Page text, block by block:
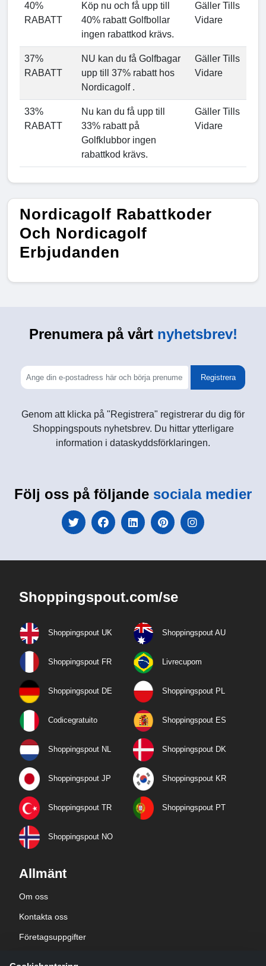
40%
RABATT
Köp nu och få upp till
40% rabatt Golfbollar
ingen rabattkod krävs.
Gäller Tills
Vidare
37%
RABATT
NU kan du få Golfbagar
upp till 37% rabatt hos
Nordicagolf .
Gäller Tills
Vidare
33%
RABATT
Nu kan du få upp till
33% rabatt på
Golfklubbor ingen
rabattkod krävs.
Gäller Tills
Vidare
Nordicagolf Rabattkoder
Och Nordicagolf
Erbjudanden
Prenumera på vårtnyhetsbrev!
Registrera
Genom att klicka på "Registrera" registrerar du dig för
Shoppingspouts nyhetsbrev. Du hittar ytterligare
information i dataskyddsförklaringen.
Följ oss på följande sociala medier
Shoppingspout.com/se
Shoppingspout UK Shoppingspout AU
Shoppingspout FR Livrecupom
Shoppingspout DE Shoppingspout PL
Codicegratuito Shoppingspout ES
Shoppingspout NL Shoppingspout DK
Shoppingspout JP Shoppingspout KR
Shoppingspout TR Shoppingspout PT
Shoppingspout NO
Allmänt
Om oss
Kontakta oss
Företagsuppgifter